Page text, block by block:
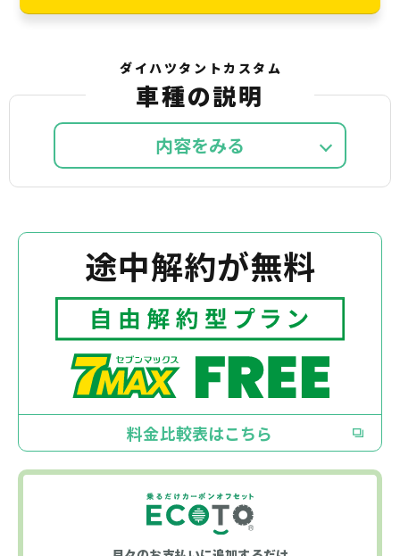
ダイハツタントカスタム
車種の説明
内容を
途中解約が無料
料金比較表はこちら